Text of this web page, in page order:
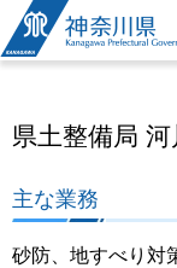
神奈川県
県土整備局
主な業務
砂防、地すべり対